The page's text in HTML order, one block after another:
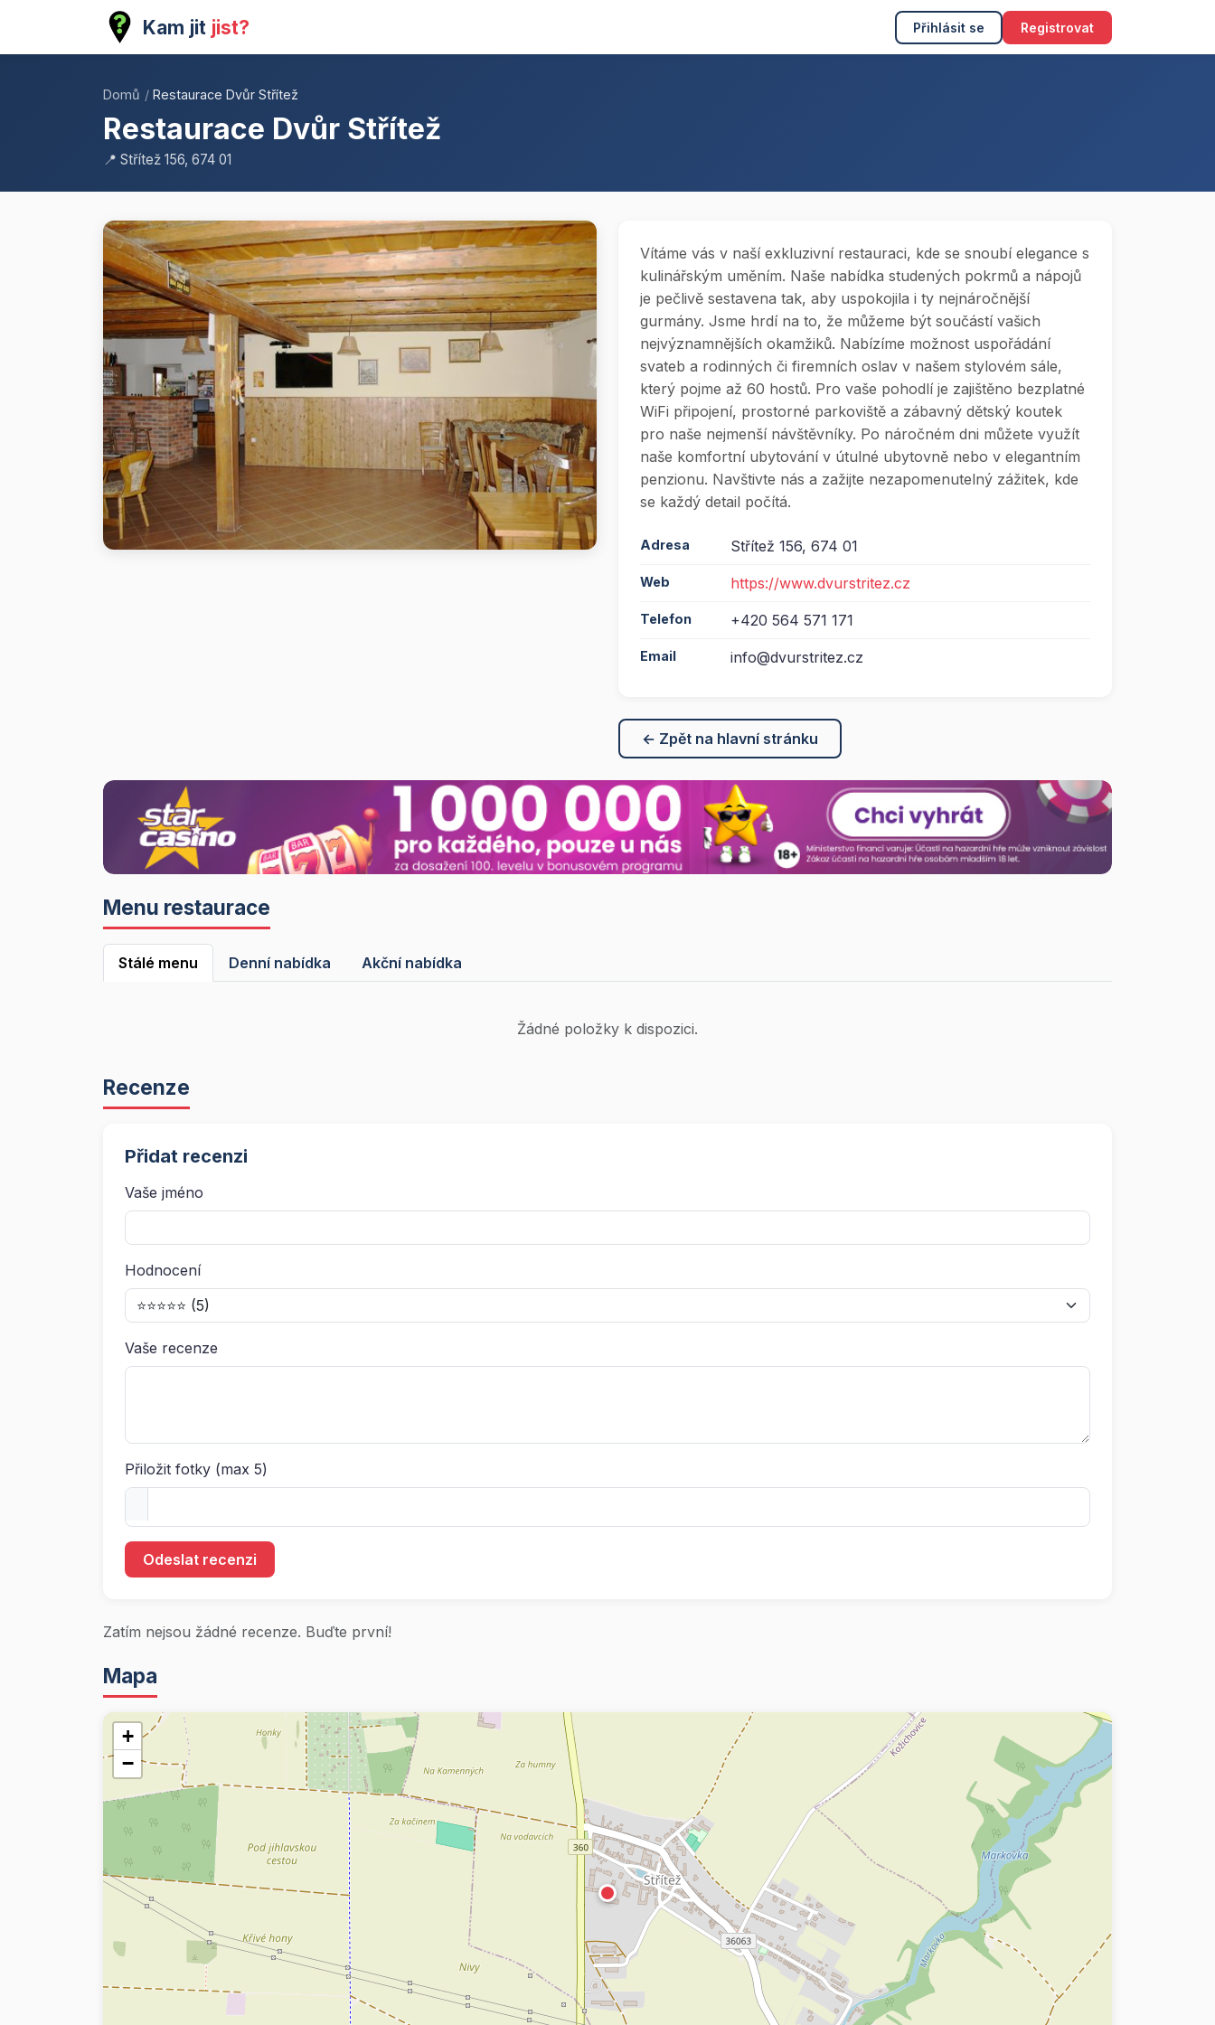
Kam jit jist? Přihlásit se Registrovat
Domů / Restaurace Dvůr Střítež
Restaurace Dvůr Střítež
📍 Střítež 156, 674 01
Vítáme vás v naší exkluzivní restauraci, kde se snoubí elegance s
kulinářským uměním. Naše nabídka studených pokrmů a nápojů
je pečlivě sestavena tak, aby uspokojila i ty nejnáročnější
gurmány. Jsme hrdí na to, že můžeme být součástí vašich
nejvýznamnějších okamžiků. Nabízíme možnost uspořádání
svateb a rodinných či firemních oslav v našem stylovém sále,
který pojme až 60 hostů. Pro vaše pohodlí je zajištěno bezplatné
WiFi připojení, prostorné parkoviště a zábavný dětský koutek
pro naše nejmenší návštěvníky. Po náročném dni můžete využít
naše komfortní ubytování v útulné ubytovně nebo v elegantním
penzionu. Navštivte nás a zažijte nezapomenutelný zážitek, kde
se každý detail počítá.
Adresa Střítež 156, 674 01
Web https://www.dvurstritez.cz
Telefon +420 564 571 171
Email info@dvurstritez.cz
← Zpět na hlavní stránku
Menu restaurace
Stálé menu Denní nabídka Akční nabídka
Žádné položky k dispozici.
Recenze
Přidat recenzi
Vaše jméno
Hodnocení
Vaše recenze
Přiložit fotky (max 5)
Odeslat recenzi
Zatím nejsou žádné recenze. Buďte první!
Mapa
+
−